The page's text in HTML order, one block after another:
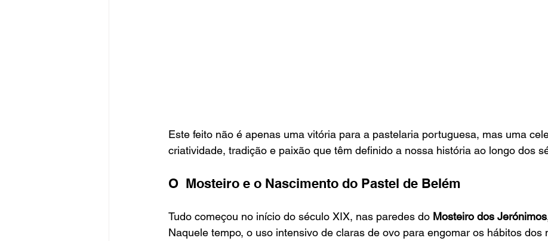
Este feito não é apenas uma vitória para a pastelaria portuguesa, mas uma
criatividade, tradição e paixão que têm definido a nossa história ao longo dos
O  Mosteiro e o Nascimento do Pastel de Belém
Tudo começou no início do século XIX, nas paredes do Mosteiro dos Jerónimos
Naquele tempo, o uso intensivo de claras de ovo para engomar os hábitos dos